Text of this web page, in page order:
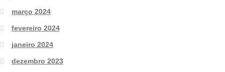
março 2024
fevereiro 2024
janeiro 2024
dezembro 2023